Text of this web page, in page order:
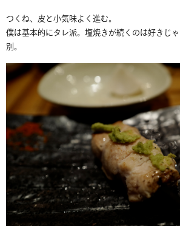
つくね、皮と小気味よく進む。
僕は基本的にタレ派。塩焼きが続くのは好きじ
別。